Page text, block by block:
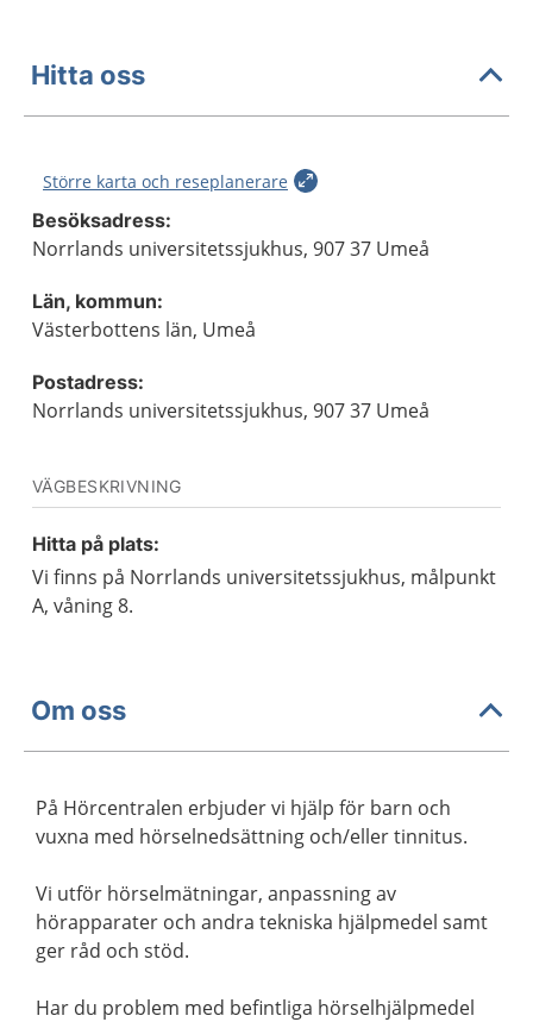
Hitta oss
Större karta och reseplanerare
Besöksadress:
Norrlands universitetssjukhus, 907 37 Umeå
Län, kommun:
Västerbottens län, Umeå
Postadress:
Norrlands universitetssjukhus, 907 37 Umeå
VÄGBESKRIVNING
Hitta på plats:
Vi finns på Norrlands universitetssjukhus, målpunkt
A, våning 8.
Om oss
På Hörcentralen erbjuder vi hjälp för barn och
vuxna med hörselnedsättning och/eller tinnitus.
Vi utför hörselmätningar, anpassning av
hörapparater och andra tekniska hjälpmedel samt
ger råd och stöd.
Har du problem med befintliga hörselhjälpmedel